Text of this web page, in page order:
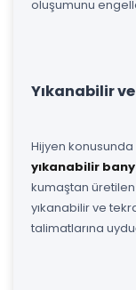
oluşumunu
Yıkanabilir
Hijyen
yıkanabilir
kumaştan üretilen
yıkanabilir ve
talimatlarına